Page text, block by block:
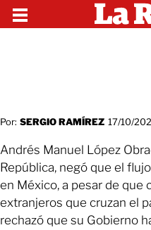
Por: SERGIO RAMÍREZ 17/10/
Andrés Manuel López
República, negó que el
en México, a pesar de que
extranjeros que cruzan el
rechazó que su Gobierno